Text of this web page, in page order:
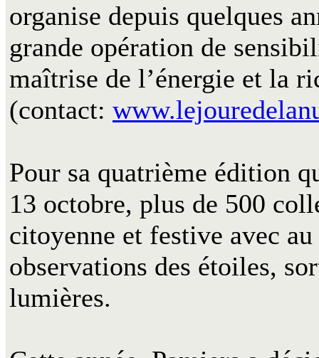
organise depuis quelques
grande opération de
maîtrise de l’énergie et la
(contact:
Pour sa quatrième édition
13 octobre, plus de 500
citoyenne et festive avec
observations des étoiles,
lumières.